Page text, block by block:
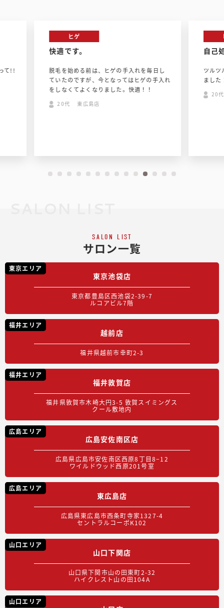
れを毎日し
自己処理要らず!!
ツルツルになって自己処理しなくてよくなり
ました！！
20代 東広島店
SALON LIST
サロン一覧
東京エリア
東京池袋店
東京都豊島区西池袋2-39-7
ルコアビル7階
福井エリア
越前店
福井県越前市幸町2-3
福井エリア
福井敦賀店
福井県敦賀市木崎大円3-5 敦賀スイミングス
クール敷地内
広島エリア
広島安佐南区店
広島県広島市安佐南区西原8丁目8−12
ワイルドウッド西原201号室
広島エリア
東広島店
広島県東広島市西条町寺家1327-4
セントラルコーポK102
山口エリア
山口下関店
山口県下関市山の田東町2-32
ハイクレスト山の田104A
山口エリア